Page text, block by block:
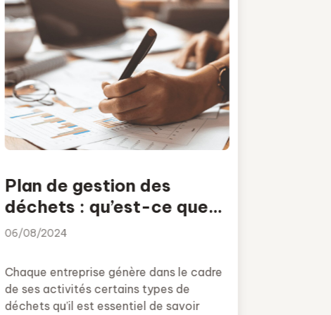
Plan de gestion des
déchets : qu’est-ce que
c’est et comment le faire ?
06/08/2024
Chaque entreprise génère dans le cadre
de ses activités certains types de
déchets qu’il est essentiel de savoir